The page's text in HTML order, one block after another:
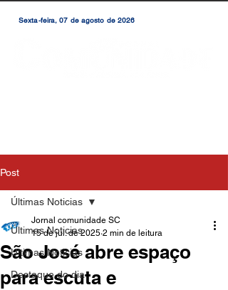
Sexta-feira, 07 de agosto de 2026
Post
Últimas Noticias
Últimas Notícias
Destaque do dia
Últimas Noticias
São José abre espaço
para escuta e
Jornal comunidade SC
15 de jul. de 2025 2 min de leitura